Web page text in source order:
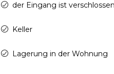
der Eingang ist verschlossen
Keller
Lagerung in der Wohnung